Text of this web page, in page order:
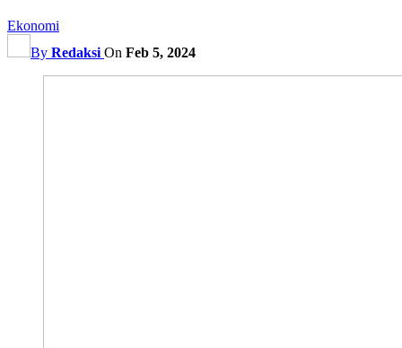
Ekonomi
By Redaksi On Feb 5, 2024